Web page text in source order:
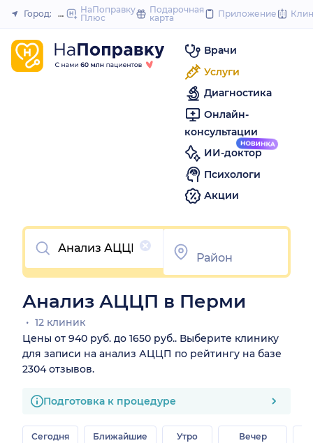
to
Закрыть
Город: ПермьНаПоправку
Плюс
Подарочная
карта
Приложение
Врачи
Услуги
Диагностика
Онлайн-
консультации
ИИ-доктор
Психологи
Акции
Очистить
Анализ АЦЦП в Перми
12 клиник
Цены от 940 руб. до 1650 руб.. Выберите клинику
для записи на анализ АЦЦП по рейтингу на базе
2304 отзывов.
Подготовка к процедуре
Сегодня
Ближайшие
Утро
Вечер